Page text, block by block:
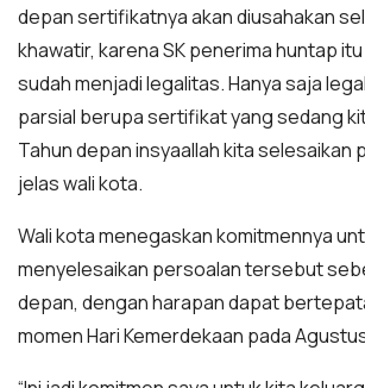
depan sertifikatnya akan diusahakan
khawatir, karena SK penerima huntap
sudah menjadi legalitas. Hanya saja
parsial berupa sertifikat yang sedang
Tahun depan insyaallah kita selesaikan
jelas wali kota.
Wali kota menegaskan komitmennya
menyelesaikan persoalan tersebut
depan, dengan harapan dapat
momen Hari Kemerdekaan pada